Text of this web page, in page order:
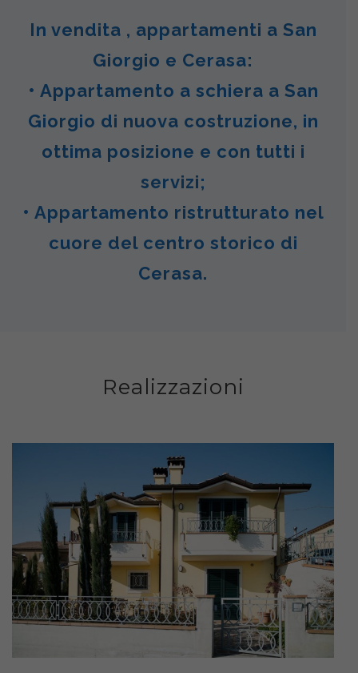
In vendita , appartamenti a San
Giorgio e Cerasa:
• Appartamento a schiera a San
Giorgio di nuova costruzione, in
ottima posizione e con tutti i
servizi;
• Appartamento ristrutturato nel
cuore del centro storico di
Cerasa.
Realizzazioni